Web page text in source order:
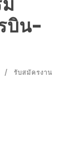
บิน-
รับสมัครงาน